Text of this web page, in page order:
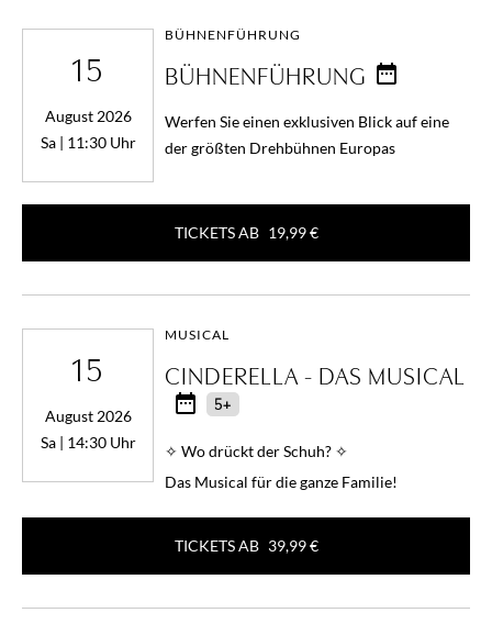
15
August 2026
Sa | 11:30 Uhr
BÜHNENFÜHRUNG
BÜHNENFÜHRUNG
Werfen Sie einen exklusiven Blick auf eine
der größten Drehbühnen Europas
TICKETS AB 19,99 €
15
August 2026
Sa | 14:30 Uhr
MUSICAL
CINDERELLA - DAS MUSICAL
5+
✧ Wo drückt der Schuh? ✧
Das Musical für die ganze Familie!
TICKETS AB 39,99 €